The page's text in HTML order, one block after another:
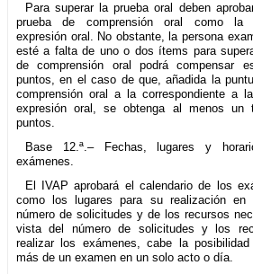
Para superar la prueba oral deben
prueba de comprensión oral como la
expresión oral. No obstante, la persona
esté a falta de uno o dos ítems para
de comprensión oral podrá compensar
puntos, en el caso de que, añadida la
comprensión oral a la correspondiente a
expresión oral, se obtenga al menos un
puntos.
Base 12.ª.– Fechas, lugares y
exámenes.
El IVAP aprobará el calendario de los
como los lugares para su realización en
número de solicitudes y de los recursos
vista del número de solicitudes y los
realizar los exámenes, cabe la
más de un examen en un solo acto o día.